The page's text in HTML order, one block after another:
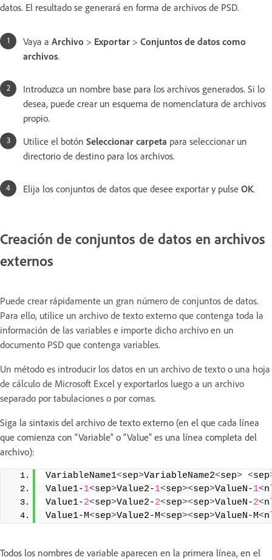
datos. El resultado se generará en forma de archivos de PSD.
Vaya a Archivo > Exportar > Conjuntos de datos como
archivos.
Introduzca un nombre base para los archivos generados. Si lo
desea, puede crear un esquema de nomenclatura de archivos
propio.
Utilice el botón Seleccionar carpeta para seleccionar un
directorio de destino para los archivos.
Elija los conjuntos de datos que desee exportar y pulse OK.
Creación de conjuntos de datos en archivos
externos
Puede crear rápidamente un gran número de conjuntos de datos.
Para ello, utilice un archivo de texto externo que contenga toda la
información de las variables e importe dicho archivo en un
documento PSD que contenga variables.
Un método es introducir los datos en un archivo de texto o una hoja
de cálculo de Microsoft Excel y exportarlos luego a un archivo
separado por tabulaciones o por comas.
Siga la sintaxis del archivo de texto externo (en el que cada línea
que comienza con “Variable” o “Value” es una línea completa del
archivo):
VariableName1<sep>VariableName2<sep> <sep
Value1-1<sep>Value2-1<sep><sep>ValueN-1<
Value1-2<sep>Value2-2<sep><sep>ValueN-2<
Value1-M<sep>Value2-M<sep><sep>ValueN-M<
Todos los nombres de variable aparecen en la primera línea, en el